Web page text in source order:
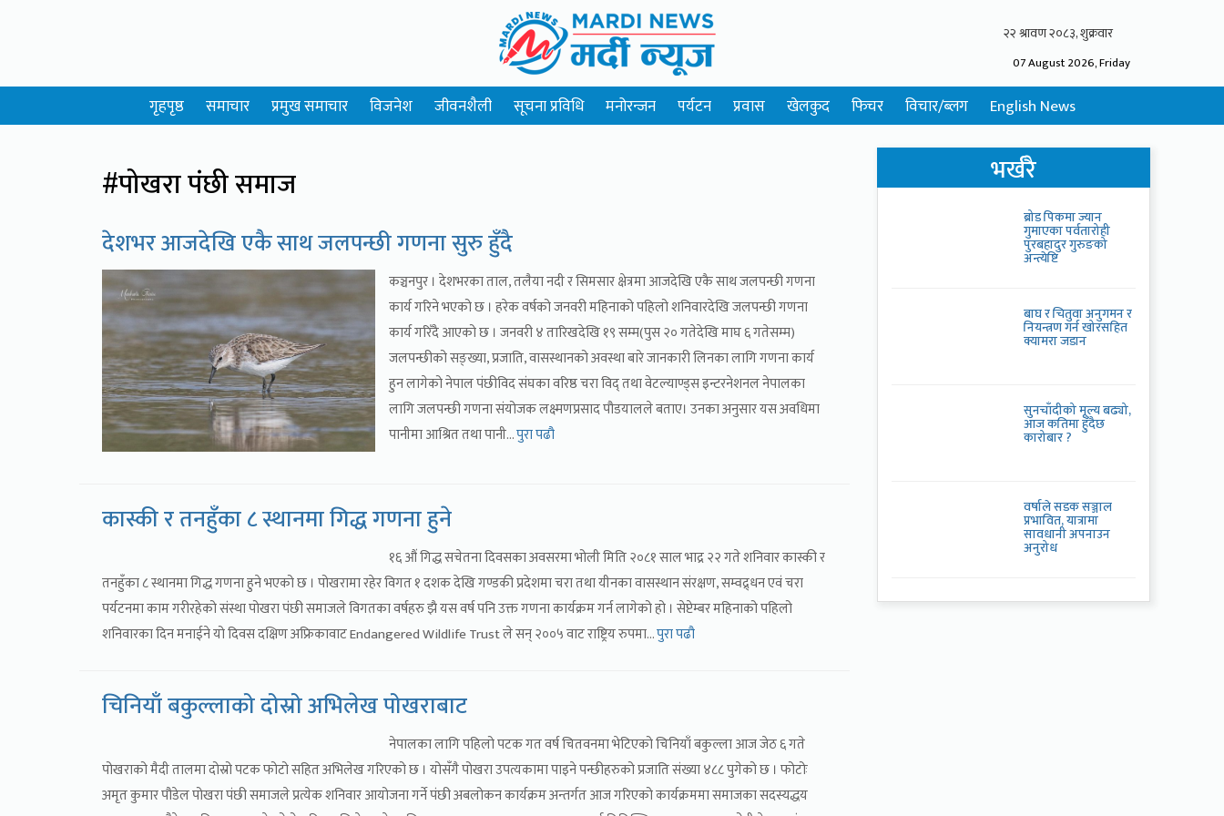
07 August 2026, Friday
गृहपृष्ठ समाचार प्रमुख समाचार विजनेश जीवनशैली सूचना प्रविधि मनोरन्जन पर्यटन प्रवास खेलकुद फिचर विचार/ब्लग English News
#पोखरा पंछी समाज
देशभर आजदेखि एकै साथ जलपन्छी गणना सुरु हुँदै
कञ्चनपुर । देशभरका ताल, तलैया नदी र सिमसार क्षेत्रमा आजदेखि एकै साथ जलपन्छी गणना
कार्य गरिने भएको छ । हरेक वर्षको जनवरी महिनाको पहिलो शनिवारदेखि जलपन्छी गणना
कार्य गरिँदै आएको छ । जनवरी ४ तारिखदेखि १९ सम्म(पुस २० गतेदेखि माघ ६ गतेसम्म)
जलपन्छीको सङ्ख्या, प्रजाति, वासस्थानको अवस्था बारे जानकारी लिनका लागि गणना कार्य
हुन लागेको नेपाल पंछीविद संघका वरिष्ठ चरा विद् तथा वेटल्याण्ड्स इन्टरनेशनल नेपालका
लागि जलपन्छी गणना संयोजक लक्ष्मणप्रसाद पौडयालले बताए। उनका अनुसार यस अवधिमा
पानीमा आश्रित तथा पानी…पुरा पढौ
कास्की र तनहुँका ८ स्थानमा गिद्ध गणना हुने
१६ औं गिद्ध सचेतना दिवसका अवसरमा भोली मिति २०८१ साल भाद्र २२ गते शनिवार कास्की र
तनहुँका ८ स्थानमा गिद्ध गणना हुने भएको छ । पोखरामा रहेर विगत १ दशक देखि गण्डकी प्रदेशमा चरा तथा यीनका वासस्थान संरक्षण, सम्वद्र्धन एवं चरा
पर्यटनमा काम गरीरहेको संस्था पोखरा पंछी समाजले विगतका वर्षहरु झै यस वर्ष पनि उक्त गणना कार्यक्रम गर्न लागेको हो । सेप्टेम्बर महिनाको पहिलो
शनिवारका दिन मनाईने यो दिवस दक्षिण अफ्रिकावाट Endangered Wildlife Trust ले सन् २००५ वाट राष्ट्रिय रुपमा…पुरा पढौ
चिनियाँ बकुल्लाको दोस्रो अभिलेख पोखराबाट
नेपालका लागि पहिलो पटक गत वर्ष चितवनमा भेटिएको चिनियाँ बकुल्ला आज जेठ ६ गते
पोखराको मैदी तालमा दोस्रो पटक फोटो सहित अभिलेख गरिएको छ । योसँगै पोखरा उपत्यकामा पाइने पन्छीहरुको प्रजाति संख्या ४८८ पुगेको छ । फोटोः
अमृत कुमार पौडेल पोखरा पंछी समाजले प्रत्येक शनिवार आयोजना गर्ने पंछी अबलोकन कार्यक्रम अन्तर्गत आज गरिएको कार्यक्रममा समाजका सदस्यद्धय
भर्खरै
ब्रोड पिकमा ज्यान
गुमाएका पर्वतारोही
पुरबहादुर गुरुङको
अन्त्येष्टि
बाघ र चितुवा अनुगमन र
नियन्त्रण गर्न खोरसहित
क्यामरा जडान
सुनचाँदीको मूल्य बढ्यो,
आज कतिमा हुँदैछ
कारोबार ?
वर्षाले सडक सञ्जाल
प्रभावित, यात्रामा
सावधानी अपनाउन
अनुरोध